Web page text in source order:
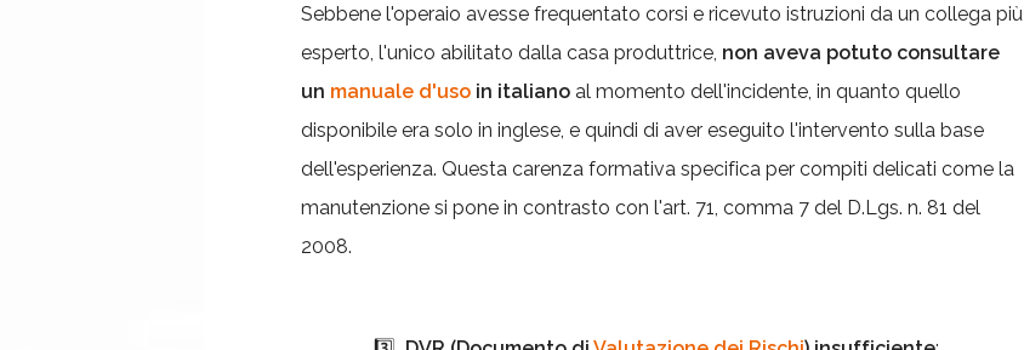
Sebbene l'operaio avesse frequentato corsi e ricevuto istruzioni da un collega più
esperto, l'unico abilitato dalla casa produttrice, non aveva potuto consultare
un manuale d'uso in italiano al momento dell'incidente, in quanto quello
disponibile era solo in inglese, e quindi di aver eseguito l'intervento sulla base
dell'esperienza. Questa carenza formativa specifica per compiti delicati come la
manutenzione si pone in contrasto con l'art. 71, comma 7 del D.Lgs. n. 81 del
2008.